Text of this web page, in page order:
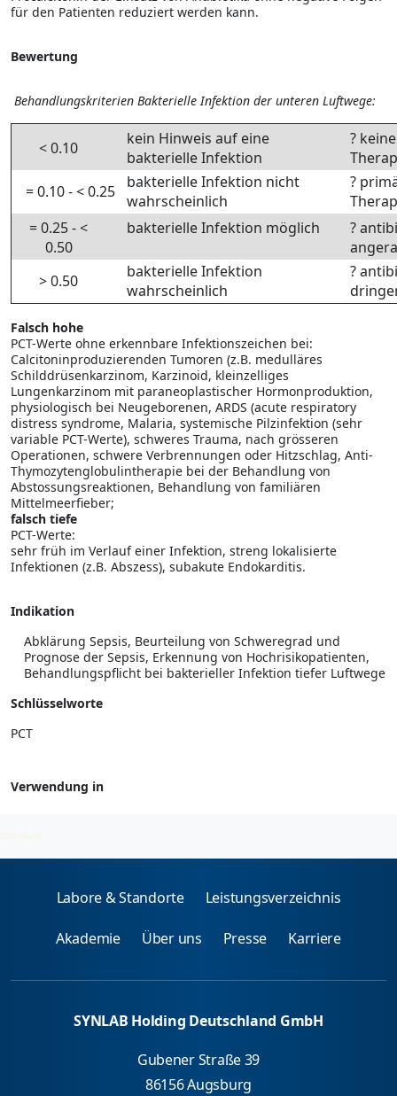
für den Patienten reduziert werden kann.
Bewertung
Behandlungskriterien Bakterielle Infektion der unteren Luftwege:
< 0.10
kein Hinweis auf eine
bakterielle Infektion
?
= 0.10 - < 0.25
bakterielle Infektion nicht
wahrscheinlich
?
= 0.25 - <
0.50
bakterielle Infektion möglich
?
> 0.50
bakterielle Infektion
wahrscheinlich
?
Falsch hohe
PCT-Werte ohne erkennbare Infektionszeichen bei:
Calcitoninproduzierenden Tumoren (z.B. medulläres
Schilddrüsenkarzinom, Karzinoid, kleinzelliges
Lungenkarzinom mit paraneoplastischer Hormonproduktion,
physiologisch bei Neugeborenen, ARDS (acute respiratory
distress syndrome, Malaria, systemische Pilzinfektion (sehr
variable PCT-Werte), schweres Trauma, nach grösseren
Operationen, schwere Verbrennungen oder Hitzschlag, Anti-
Thymozytenglobulintherapie bei der Behandlung von
Abstossungsreaktionen, Behandlung von familiären
Mittelmeerfieber;
falsch tiefe
PCT-Werte:
sehr früh im Verlauf einer Infektion, streng lokalisierte
Infektionen (z.B. Abszess), subakute Endokarditis.
Indikation
Abklärung Sepsis, Beurteilung von Schweregrad und
Prognose der Sepsis, Erkennung von Hochrisikopatienten,
Behandlungspflicht bei bakterieller Infektion tiefer Luftwege
Schlüsselworte
PCT
Verwendung in
2026-08-08
Labore & Standorte Leistungsverzeichnis
Akademie Über uns Presse Karriere
SYNLAB Holding Deutschland GmbH
Gubener Straße 39
86156 Augsburg